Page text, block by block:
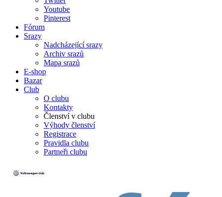
Youtube
Pinterest
Fórum
Srazy
Nadcházející srazy
Archiv srazů
Mapa srazů
E-shop
Bazar
Club
O clubu
Kontakty
Členství v clubu
Výhody členství
Registrace
Pravidla clubu
Partneři clubu